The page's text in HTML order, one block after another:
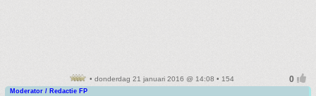
• donderdag 21 januari 2016 @ 14:08 • 154
Moderator / Redactie FP